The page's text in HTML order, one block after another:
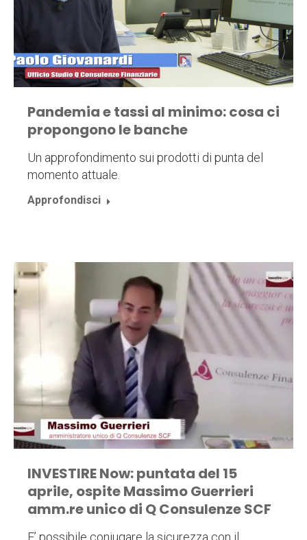
Pandemia e tassi al minimo: cosa ci
propongono le banche
Un approfondimento sui prodotti di punta del
momento attuale.
Approfondisci
INVESTIRE Now: puntata del 15
aprile, ospite Massimo Guerrieri
amm.re unico di Q Consulenze SCF